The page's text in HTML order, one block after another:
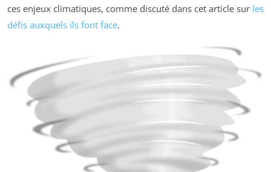
ces enjeux climatiques, comme discuté dans cet article sur les
défis auxquels ils font face.